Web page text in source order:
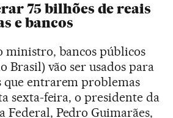
75 bilhões de reais
e bancos
ministro, bancos públicos
Brasil) vão ser usados para
que entrarem problemas
sexta-feira, o presidente da
Federal, Pedro Guimarães,